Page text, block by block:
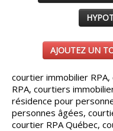
AJOUTEZ UN
courtier immobilier
RPA, courtiers
résidence pour
personnes âgées,
courtier RPA Québec,